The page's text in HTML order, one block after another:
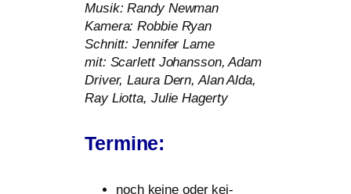
Musik: Randy Newman
Kamera: Robbie Ryan
Schnitt: Jennifer Lame
mit: Scarlett Johansson, Adam
Driver, Laura Dern, Alan Alda,
Ray Liotta, Julie Hagerty
Termine:
noch kei­ne oder kei­